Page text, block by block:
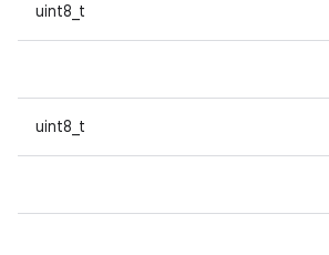
uint8_t
uint8_t